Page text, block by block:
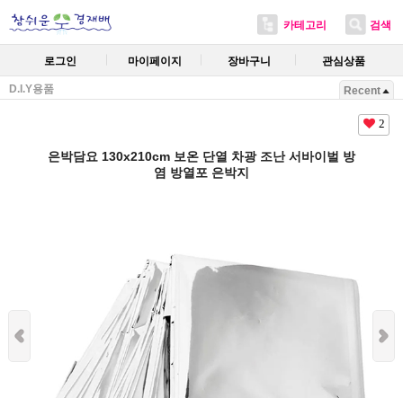
카테고리 검색
로그인 마이페이지 장바구니 관심상품
D.I.Y용품 Recent
2
은박담요 130x210cm 보온 단열 차광 조난 서바이벌 방
염 방열포 은박지